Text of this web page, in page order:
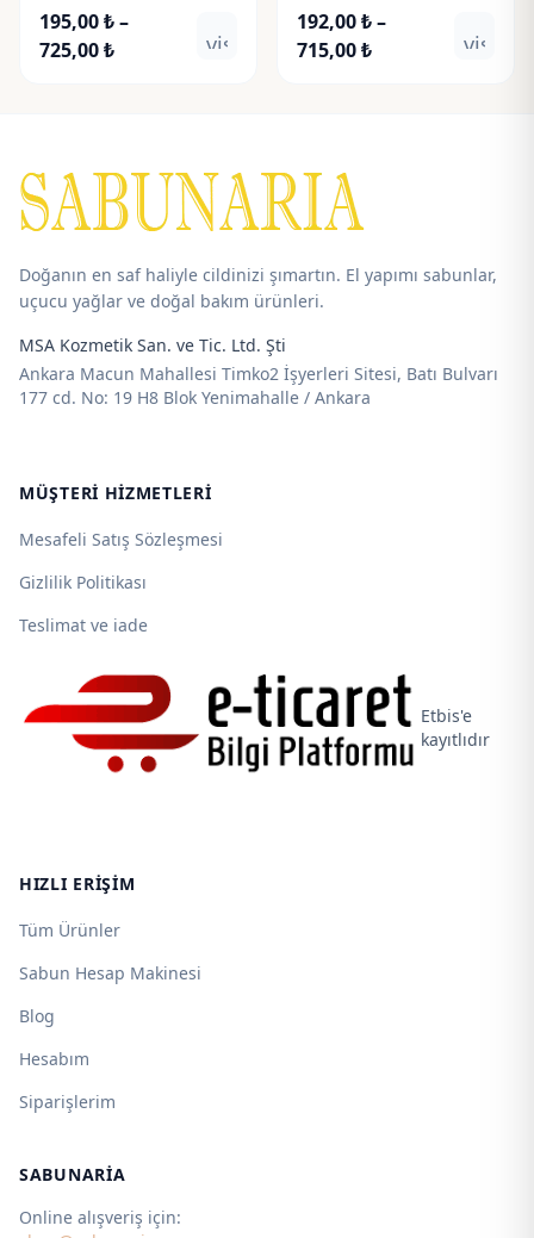
195,00₺–
725,00₺Fiyat
visibility
192,00₺–
715,00₺Fiyat
Doğanın en saf haliyle cildinizi şımartın. El yapımı sabunlar,
uçucu yağlar ve doğal bakım ürünleri.
MSA Kozmetik San. ve Tic. Ltd. Şti
Ankara Macun Mahallesi Timko2 İşyerleri Sitesi, Batı Bulvarı
177 cd. No: 19 H8 Blok Yenimahalle / Ankara
MÜŞTERI HIZMETLERI
Mesafeli Satış Sözleşmesi
Gizlilik Politikası
Teslimat ve iade
Etbis'e
kayıtlıdır
HIZLI ERIŞIM
Tüm Ürünler
Sabun Hesap Makinesi
Blog
Hesabım
Siparişlerim
SABUNARIA
Online alışveriş için: